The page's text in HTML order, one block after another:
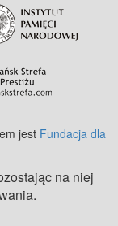
jest Fundacja dla
na niej